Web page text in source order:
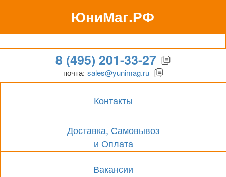
ЮниМаг.РФ
Гипермаркет для бизнеса
8 (495) 201-33-27
почта: sales@yunimag.ru
Контакты
Доставка, Самовывоз
и Оплата
Вакансии